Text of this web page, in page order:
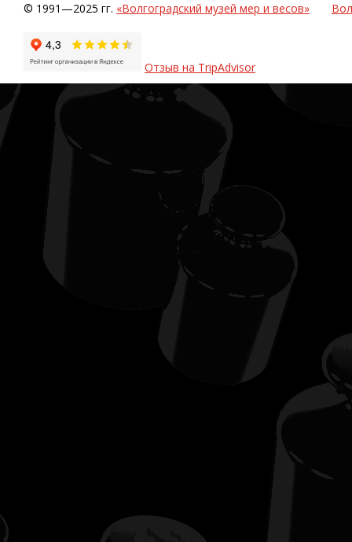
© 1991—2025 гг. «Волгоградский музей мер и весов»
Отзыв на TripAdvisor